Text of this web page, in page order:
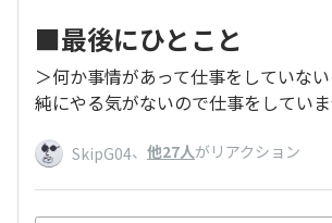
■最後にひとこと
＞何か事情があって仕事をしていな
純にやる気がないので仕事をしていま
SkipG04、 他27人がリアクション